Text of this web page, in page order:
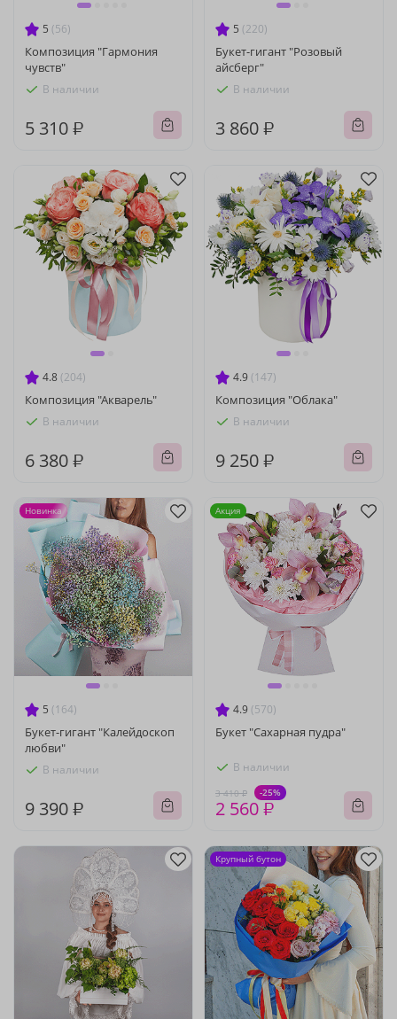
5 (56)
Композиция "Гармония
чувств"
В наличии
5 310 ₽
5 (220)
Букет-гигант "Розовый
айсберг"
В наличии
3 860 ₽
4.8 (204)
Композиция "Акварель"
В наличии
6 380 ₽
4.9 (147)
Композиция "Облака"
В наличии
9 250 ₽
5 (164)
Букет-гигант "Калейдоскоп
любви"
В наличии
9 390 ₽
Новинка
4.9 (570)
Букет "Сахарная пудра"
В наличии
3 410 ₽ -25%
2 560 ₽
Акция
Крупный бутон